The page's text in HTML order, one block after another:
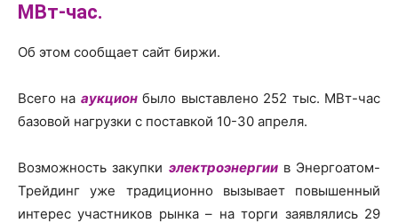
МВт-час.
Об этом сообщает сайт биржи.
Всего на аукционбыло выставлено 252 тыс. МВт-час
базовой нагрузки с поставкой 10-30 апреля.
Возможность закупки электроэнергиив Энергоатом-
Трейдинг уже традиционно вызывает повышенный
интерес участников рынка – на торги заявлялись 29